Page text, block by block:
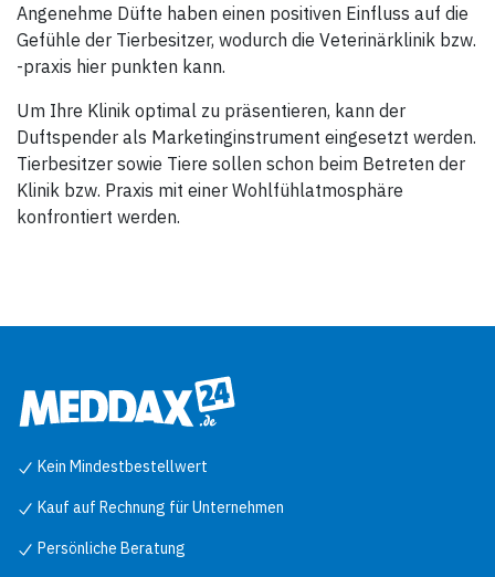
Angenehme Düfte haben einen positiven Einfluss auf die
Gefühle der Tierbesitzer, wodurch die Veterinärklinik bzw.
-praxis hier punkten kann.
Um Ihre Klinik optimal zu präsentieren, kann der
Duftspender als Marketinginstrument eingesetzt werden.
Tierbesitzer sowie Tiere sollen schon beim Betreten der
Klinik bzw. Praxis mit einer Wohlfühlatmosphäre
konfrontiert werden.
Kein Mindestbestellwert
Kauf auf Rechnung für Unternehmen
Persönliche Beratung